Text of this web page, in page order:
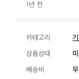
1년 전
카테고리
상품상태
배송비